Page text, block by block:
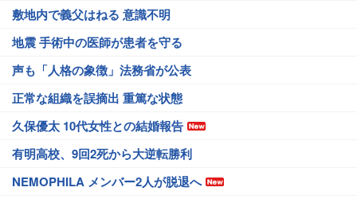
敷地内で義父はねる 意識不明
地震 手術中の医師が患者を守る
声も「人格の象徴」法務省が公表
正常な組織を誤摘出 重篤な状態
久保優太 10代女性との結婚報告
有明高校、9回2死から大逆転勝利
NEMOPHILA メンバー2人が脱退へ